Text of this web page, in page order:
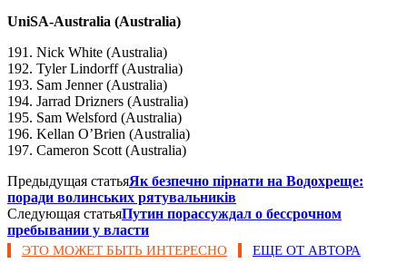
UniSA-Australia (Australia)
191. Nick White (Australia)
192. Tyler Lindorff (Australia)
193. Sam Jenner (Australia)
194. Jarrad Drizners (Australia)
195. Sam Welsford (Australia)
196. Kellan O’Brien (Australia)
197. Cameron Scott (Australia)
Предыдущая статьяЯк безпечно пірнати на Водохреще:
поради волинських рятувальників
Следующая статьяПутин порассуждал о бессрочном
пребывании у власти
ЭТО МОЖЕТ БЫТЬ ИНТЕРЕСНО ЕЩЕ ОТ АВТОРА